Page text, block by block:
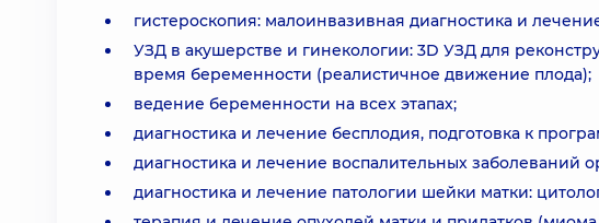
гистероскопия: малоинвазивная диагностика и
УЗД в акушерстве и гинекологии: 3D УЗД для
время беременности (реалистичное движение плода);
ведение беременности на всех этапах;
диагностика и лечение бесплодия, подготовка к
диагностика и лечение воспалительных заболеваний
диагностика и лечение патологии шейки матки: